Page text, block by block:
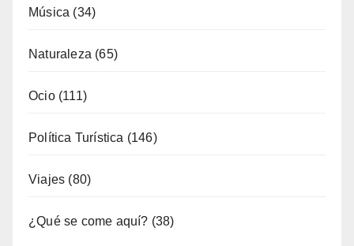
Naturaleza(65)
Ocio(111)
Política Turística
Viajes(80)
¿Qué se come aquí?